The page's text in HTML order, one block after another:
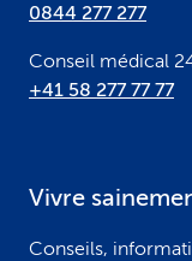
0844 277 277
Conseil médical
+41 58 277 77 77
Vivre
Conseils,